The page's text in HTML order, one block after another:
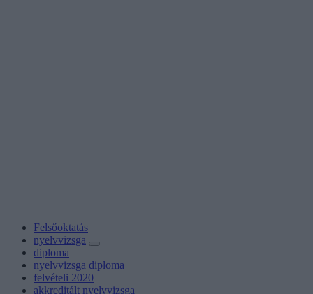
Felsőoktatás
nyelvvizsga
diploma
nyelvvizsga diploma
felvételi 2020
akkreditált nyelvvizsga